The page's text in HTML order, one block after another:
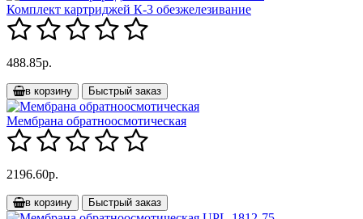
Комплект картриджей К-3 обезжелезивание
488.85р.
в корзину Быстрый заказ
Мембрана обратноосмотическая
2196.60р.
в корзину Быстрый заказ